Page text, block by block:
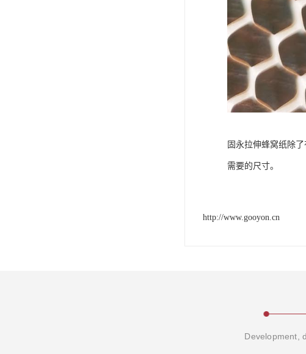
固永拉伸蜂窝纸除
需要的尺寸。
http://www.gooyon.cn
Development,